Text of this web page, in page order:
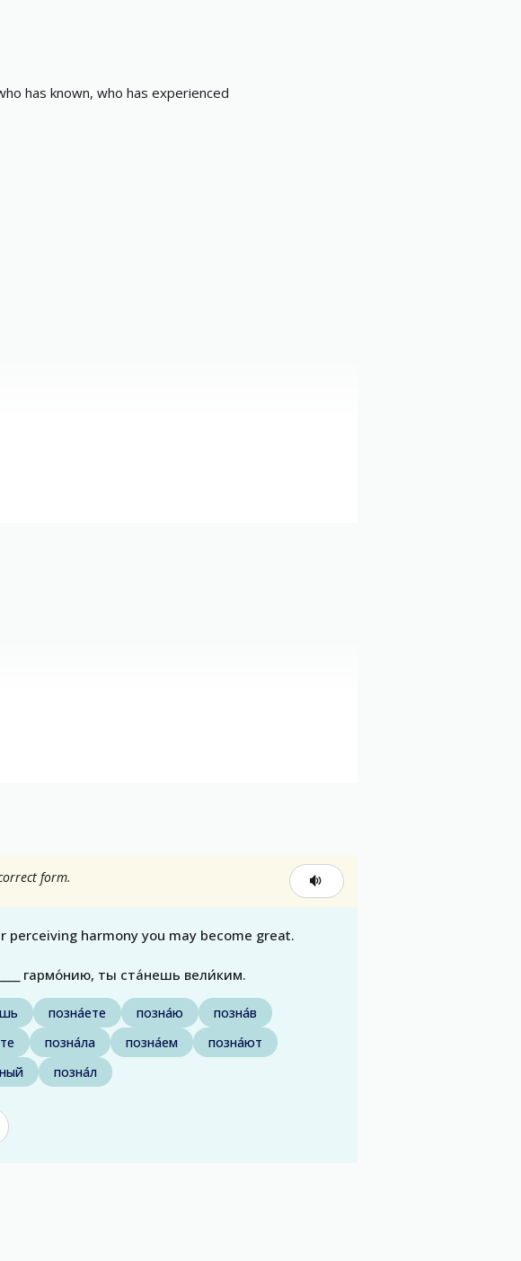
has known, who has experienced
form.
perceiving harmony you may become great.
гармо́нию, ты ста́нешь вели́ким.
позна́ете позна́ю
позна́в
позна́ла позна́ем
позна́ют
позна́л